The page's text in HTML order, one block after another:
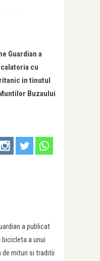
Guardian a
cu
in tinutul
Buzaului
a publicat
a unui
mituri si traditii